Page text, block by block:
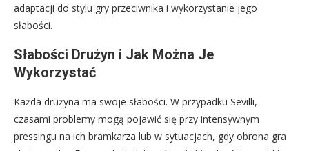
adaptacji do stylu gry przeciwnika i wykorzystanie jego
słabości.
Słabości Drużyn i Jak Można Je
Wykorzystać
Każda drużyna ma swoje słabości. W przypadku Sevilli,
czasami problemy mogą pojawić się przy intensywnym
pressingu na ich bramkarza lub w sytuacjach, gdy obrona gra